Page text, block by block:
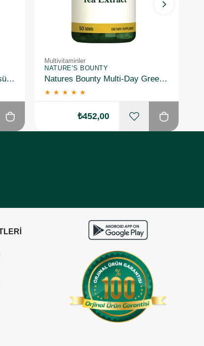
Solgar Nero Nutrients 30 Kapsül 3 Adet
Multivitaminler
NATURE'S BOUNTY
Natures Bounty Multi-Day Green Tea Extract Takviye Edici Gıda 50 Tablet
★ ★ ★ ★ ★
₺452,00